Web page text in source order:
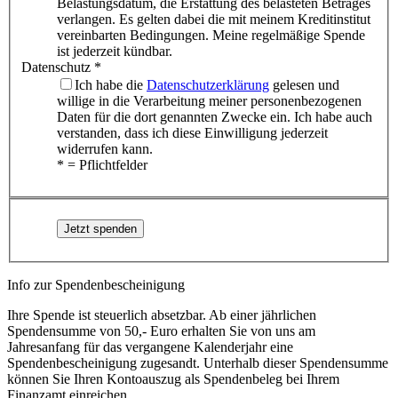
Belastungsdatum, die Erstattung des belasteten Betrages
verlangen. Es gelten dabei die mit meinem Kreditinstitut
vereinbarten Bedingungen. Meine regelmäßige Spende
ist jederzeit kündbar.
Datenschutz *
Ich habe die Datenschutzerklärung gelesen und
willige in die Verarbeitung meiner personenbezogenen
Daten für die dort genannten Zwecke ein. Ich habe auch
verstanden, dass ich diese Einwilligung jederzeit
widerrufen kann.
* = Pflichtfelder
Info zur Spendenbescheinigung
Ihre Spende ist steuerlich absetzbar. Ab einer jährlichen
Spendensumme von 50,- Euro erhalten Sie von uns am
Jahresanfang für das vergangene Kalenderjahr eine
Spendenbescheinigung zugesandt. Unterhalb dieser Spendensumme
können Sie Ihren Kontoauszug als Spendenbeleg bei Ihrem
Finanzamt einreichen.